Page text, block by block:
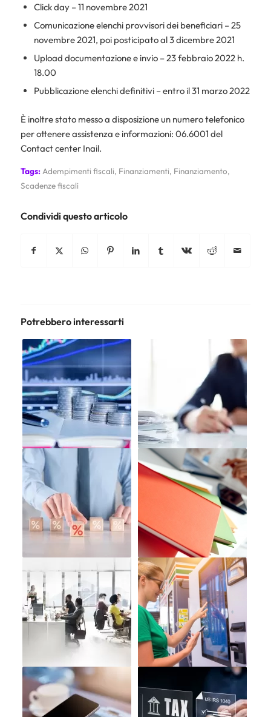
Click day – 11 novembre 2021
Comunicazione elenchi provvisori dei beneficiari – 25
novembre 2021, poi posticipato al 3 dicembre 2021
Upload documentazione e invio – 23 febbraio 2022 h.
18.00
Pubblicazione elenchi definitivi – entro il 31 marzo 2022
È inoltre stato messo a disposizione un numero telefonico
per ottenere assistenza e informazioni: 06.6001 del
Contact center Inail.
Tags: Adempimenti fiscali, Finanziamenti, Finanziamento,
Scadenze fiscali
Condividi questo articolo
Potrebbero interessarti